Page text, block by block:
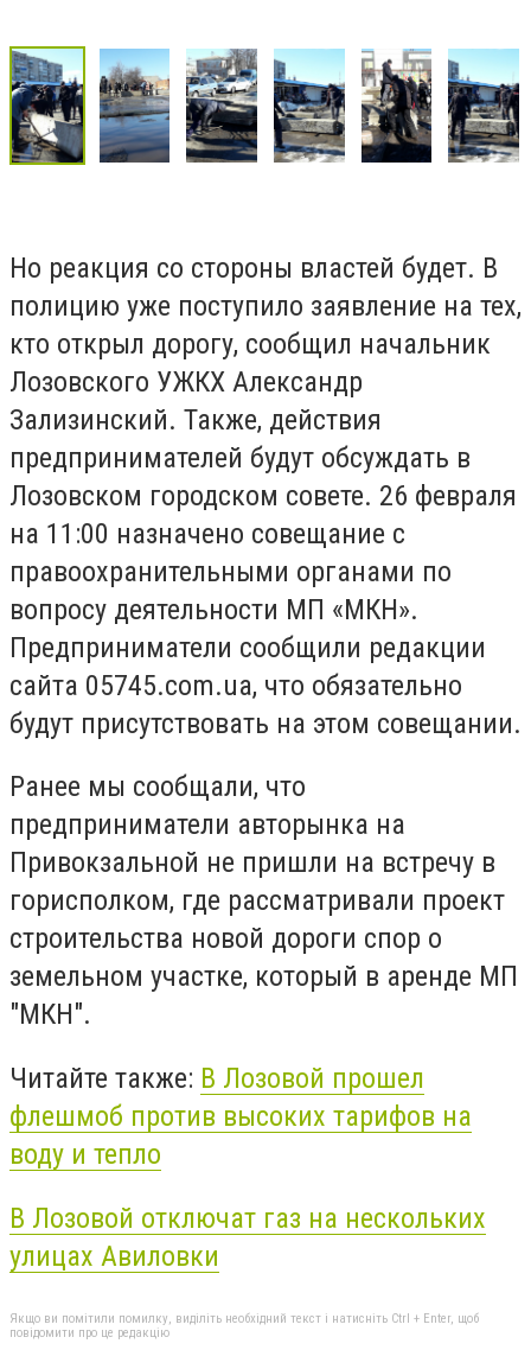
Но реакция со стороны властей будет. В
полицию уже поступило заявление на тех,
кто открыл дорогу, сообщил начальник
Лозовского УЖКХ Александр
Зализинский. Также, действия
предпринимателей будут обсуждать в
Лозовском городском совете. 26 февраля
на 11:00 назначено совещание с
правоохранительными органами по
вопросу деятельности МП «МКН».
Предприниматели сообщили редакции
сайта 05745.com.ua, что обязательно
будут присутствовать на этом совещании.
Ранее мы сообщали, что
предприниматели авторынка на
Привокзальной не пришли на встречу в
горисполком, где рассматривали проект
строительства новой дороги спор о
земельном участке, который в аренде МП
"МКН".
Читайте также: В Лозовой прошел
флешмоб против высоких тарифов на
воду и тепло
В Лозовой отключат газ на нескольких
улицах Авиловки
Якщо ви помітили помилку, виділіть необхідний текст і натисніть Ctrl + Enter, щоб
повідомити про це редакцію